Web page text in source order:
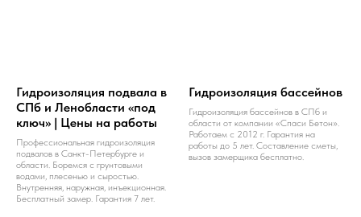
Гидроизоляция подвала в
СПб и Ленобласти «под
ключ» | Цены на работы
Профессиональная гидроизоляция
подвалов в Санкт-Петербурге и
области. Боремся с грунтовыми
водами, плесенью и сыростью.
Внутренняя, наружная, инъекционная.
Бесплатный замер. Гарантия 7 лет.
Гидроизоляция бассейнов
Гидроизоляция бассейнов в СПб и
области от компании «Спаси Бетон».
Работаем с 2012 г. Гарантия на
работы до 5 лет. Составление сметы,
вызов замерщика бесплатно.